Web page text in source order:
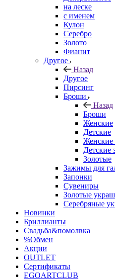
на леске
с именем
Кулон
Серебро
Золото
Фианит
Другое
Назад
Другое
Пирсинг
Броши
Назад
Броши
Женские
Детские
Женские
Детские
Золотые
Зажимы для
Запонки
Сувениры
Золотые
Серебряные
Новинки
Бриллианты
Свадьба&помолвка
%Обмен
Акции
OUTLET
Сертификаты
EGOARTCLUB